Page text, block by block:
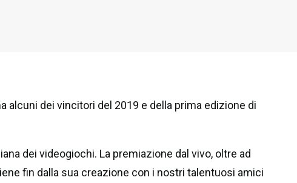
alcuni dei vincitori del 2019 e della prima edizione di
dei videogiochi. La premiazione dal vivo, oltre ad
fin dalla sua creazione con i nostri talentuosi amici